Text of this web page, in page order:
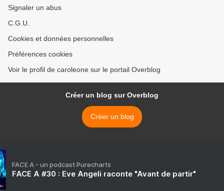
Signaler un abus
C.G.U.
Cookies et données personnelles
Préférences cookies
Voir le profil de caroleone sur le portail Overblog
Créer un blog sur Overblog
Créer un blog
FACE A - un podcast Purecharts
FACE A #30 : Eve Angeli raconte "Avant de partir"